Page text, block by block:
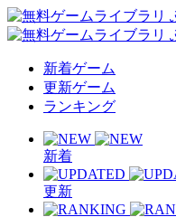
新着ゲーム
更新ゲーム
ランキング
新着
更新